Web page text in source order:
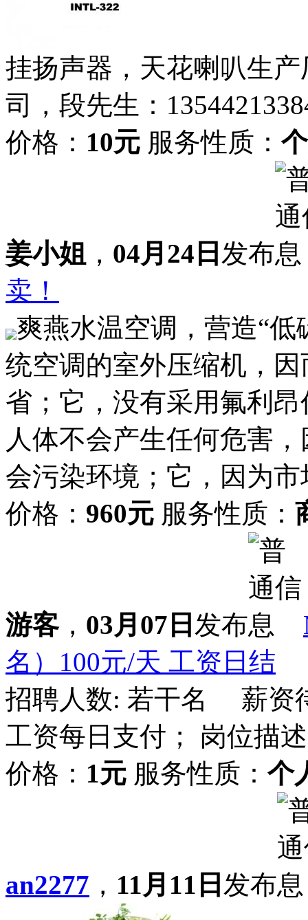
挂扬声器，天花喇叭生
司，段先生：
价格： 10元 服务性质：
姜小姐 ， 04月24日 发布
卖！
爽燕水温空调，营造“
统空调的室外压缩机，
省；它，没有采用氟利
人体不会产生任何危害
会污染环境；它，因为市
价格： 960元 服务性质：
游客， 03月07日 发布
名）100元/天 工资日结
招聘人数: 若干名 薪资
工资每日支付； 岗位描
价格： 1元 服务性质： 个
an2277 ， 11月11日 发布